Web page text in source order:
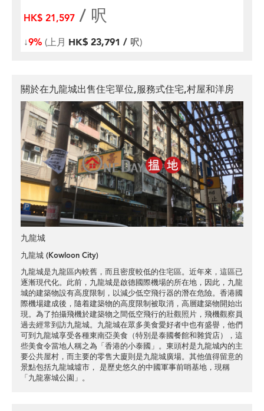
HK$ 21,597 / 呎
↓9% (上月 HK$ 23,791 / 呎)
關於在九龍城出售住宅單位,服務式住宅,村屋和洋房
九龍城
九龍城 (Kowloon City)
九龍城是九龍區內較舊，而且密度較低的住宅區。近年來，這區已
逐漸現代化。此前，九龍城是啟德國際機場的所在地，因此，九龍
城的建築物設有高度限制，以減少低空飛行器的潛在危險。香港國
際機場建成後，隨着建築物的高度限制被取消，高層建築物開始出
現。為了拍攝飛機於建築物之間低空飛行的壯觀照片，飛機觀察員
過去經常到訪九龍城。九龍城在眾多美食愛好者中也有盛譽，他們
可到九龍城享受各種東南亞美食（特別是泰國餐館和雜貨店），這
些美食令當地人稱之為「香港的小泰國」。東頭村是九龍城內的主
要公共屋村，而主要的零售大廈則是九龍城廣場。其他值得留意的
景點包括九龍城墟市， 是歷史悠久的中國軍事前哨基地，現稱
「九龍寨城公園」。